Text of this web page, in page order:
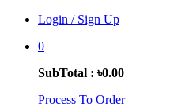
Login / Sign Up
0
SubTotal : ৳0.00
Process To Order